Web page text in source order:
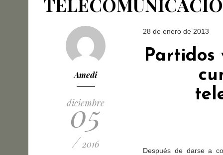
Amedi
diciembre
05
/ 2016
28 de enero de 2013
Partidos
Después de darse a